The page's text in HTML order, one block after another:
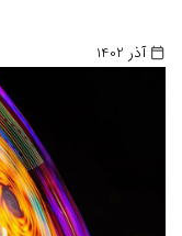
آذر 1402